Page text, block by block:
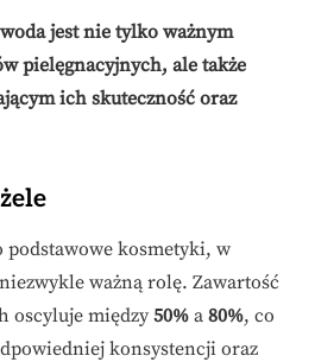
jest nie tylko ważnym
pielęgnacyjnych, ale także
ich skuteczność oraz
podstawowe kosmetyki, w
ważną rolę. Zawartość
oscyluje między 50% a 80%, co
konsystencji oraz